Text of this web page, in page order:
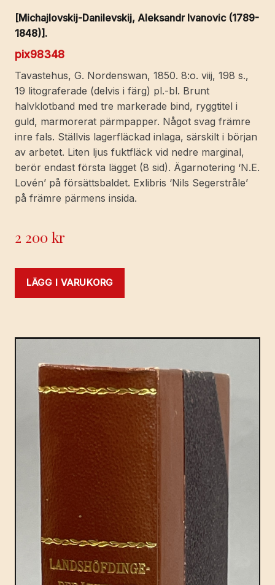
[Michajlovskij-Danilevskij, Aleksandr Ivanovic (1789-
1848)].
pix98348
Tavastehus, G. Nordenswan, 1850. 8:o. viij, 198 s.,
19 litograferade (delvis i färg) pl.-bl. Brunt
halvklotband med tre markerade bind, ryggtitel i
guld, marmorerat pärmpapper. Något svag främre
inre fals. Ställvis lagerfläckad inlaga, särskilt i början
av arbetet. Liten ljus fuktfläck vid nedre marginal,
berör endast första lägget (8 sid). Ägarnotering ‘N.E.
Lovén’ på försättsbaldet. Exlibris ‘Nils Segerstråle’
på främre pärmens insida.
2 200kr
LÄGG I VARUKORG